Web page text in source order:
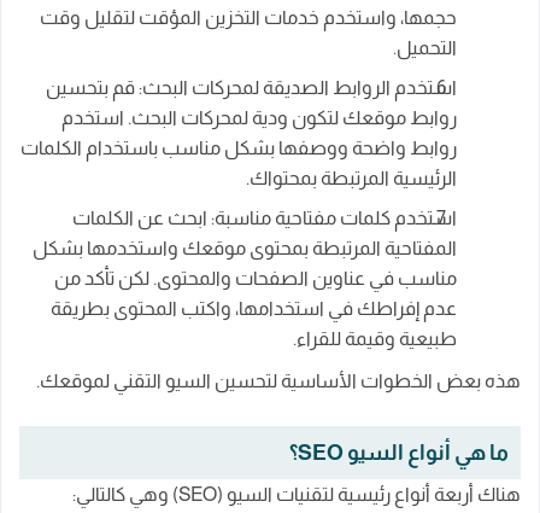
حجمها، واستخدم خدمات التخزين المؤقت لتقليل وقت
التحميل.
استخدم الروابط الصديقة لمحركات البحث: قم بتحسين
روابط موقعك لتكون ودية لمحركات البحث. استخدم
روابط واضحة ووصفها بشكل مناسب باستخدام الكلمات
الرئيسية المرتبطة بمحتواك.
استخدم كلمات مفتاحية مناسبة: ابحث عن الكلمات
المفتاحية المرتبطة بمحتوى موقعك واستخدمها بشكل
مناسب في عناوين الصفحات والمحتوى. لكن تأكد من
عدم إفراطك في استخدامها، واكتب المحتوى بطريقة
طبيعية وقيمة للقراء.
هذه بعض الخطوات الأساسية لتحسين السيو التقني لموقعك.
ما هي أنواع السيو SEO؟
هناك أربعة أنواع رئيسية لتقنيات السيو (SEO) وهي كالتالي: